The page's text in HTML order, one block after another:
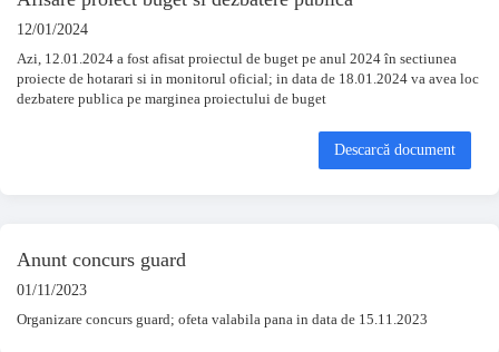
12/01/2024
Azi, 12.01.2024 a fost afisat proiectul de buget pe anul 2024 în sectiunea
proiecte de hotarari si in monitorul oficial; in data de 18.01.2024 va avea loc
dezbatere publica pe marginea proiectului de buget
Descarcă document
Anunt concurs guard
01/11/2023
Organizare concurs guard; ofeta valabila pana in data de 15.11.2023